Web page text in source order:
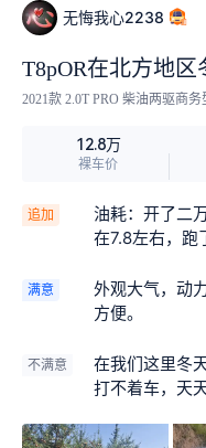
无悔我心2238
T8pOR在北方地
2021款 2.0T PRO 柴油两驱商
12.8万
裸车价
追加
油耗：开了二
在7.8左右，跑
两万公里，除
时，车辆行车
题，最满意的
问题都没有。
满意
外观大气，动
方便。
不满意
在我们这里冬
打不着车，天
语